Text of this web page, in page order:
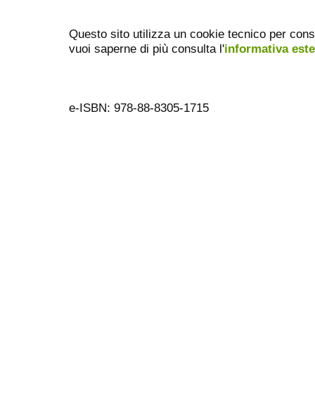
Questo sito utilizza un cookie tecnico per
vuoi saperne di più consulta l'informativa
e-ISBN: 978-88-8305-1715